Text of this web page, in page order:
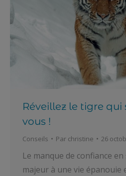
Réveillez le tigre
vous !
Conseils Par christine 26
Le manque de confiance
majeur à une vie